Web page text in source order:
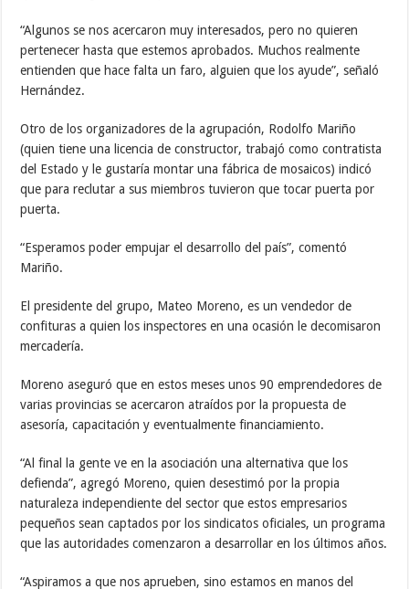
“Algunos se nos acercaron muy interesados, pero no quieren
pertenecer hasta que estemos aprobados. Muchos realmente
entienden que hace falta un faro, alguien que los ayude”, señaló
Hernández.
Otro de los organizadores de la agrupación, Rodolfo Mariño
(quien tiene una licencia de constructor, trabajó como contratista
del Estado y le gustaría montar una fábrica de mosaicos) indicó
que para reclutar a sus miembros tuvieron que tocar puerta por
puerta.
“Esperamos poder empujar el desarrollo del país”, comentó
Mariño.
El presidente del grupo, Mateo Moreno, es un vendedor de
confituras a quien los inspectores en una ocasión le decomisaron
mercadería.
Moreno aseguró que en estos meses unos 90 emprendedores de
varias provincias se acercaron atraídos por la propuesta de
asesoría, capacitación y eventualmente financiamiento.
“Al final la gente ve en la asociación una alternativa que los
defienda”, agregó Moreno, quien desestimó por la propia
naturaleza independiente del sector que estos empresarios
pequeños sean captados por los sindicatos oficiales, un programa
que las autoridades comenzaron a desarrollar en los últimos años.
“Aspiramos a que nos aprueben, sino estamos en manos del